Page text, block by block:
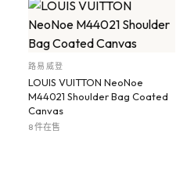
路易威登
LOUIS VUITTON NeoNoe
M44021 Shoulder Bag Coated
Canvas
8 件在售